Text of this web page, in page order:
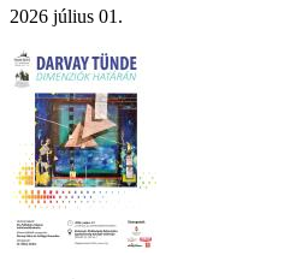
2026 július 01.